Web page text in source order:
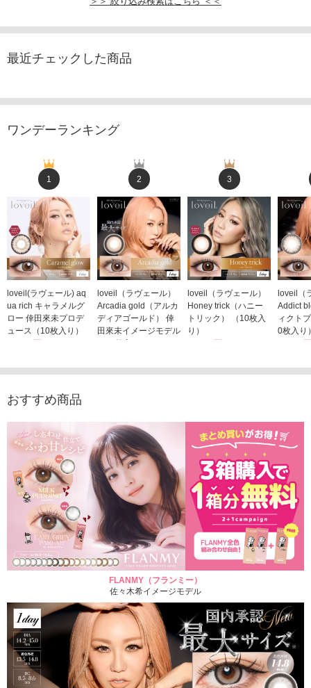
最近チェックした商品
ワンデーランキング
1
loveil(ラヴェール) aq
ua rich キャラメルグ
ロー 倖田來未プロデ
ュース（10枚入り）
2
loveil（ラヴェール）
Arcadia gold（アルカ
ディアゴールド） 倖
田來未イメージモデル
（10枚入り）
3
loveil（ラヴェール）
Honey trick（ハニー
トリック） （10枚入
り）
loveil（
Addict
ィクト
0枚入り
おすすめ商品
FLANMY（フランミー）
佐々木希イメージモデル